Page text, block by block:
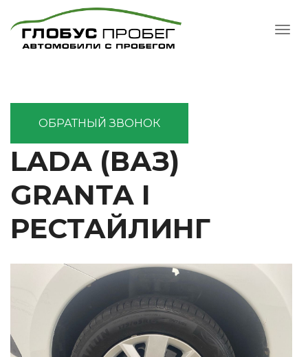
ОБРАТНЫЙ ЗВОНОК
LADA (ВАЗ)
GRANTA I
РЕСТАЙЛИНГ